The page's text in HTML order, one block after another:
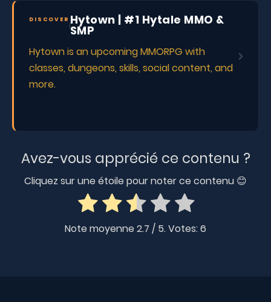
DISCOVER Hytown | #1 Hytale MMO &
SMP
Hytown is an upcoming MMORPG with
classes, dungeons, skills, social content, and
more.
Avez-vous apprécié ce contenu ?
Cliquez sur une étoile pour noter ce contenu 😊
Note moyenne 2.7 / 5. Votes:6